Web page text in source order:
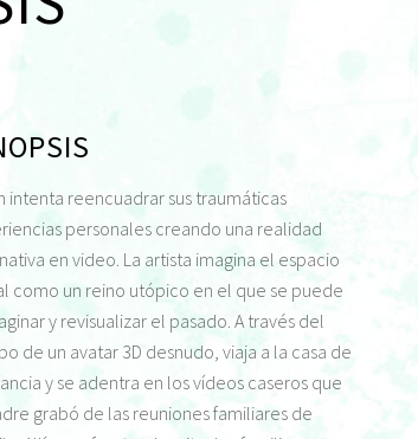
intenta reencuadrar sus traumáticas
personales creando una realidad
en video. La artista imagina el espacio
como un reino utópico en el que se puede
y revisualizar el pasado. A través del
de un avatar 3D desnudo, viaja a la casa de
y se adentra en los vídeos caseros que
grabó de las reuniones familiares de